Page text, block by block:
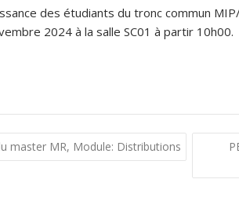
des étudiants du tronc commun
2024 à la salle SC01 à partir 10h00.
master MR, Module: Distributions